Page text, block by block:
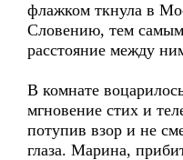
флажком ткнула в
Словению, тем
расстояние между
В комнате
мгновение стих и
потупив взор и не
глаза. Марина,